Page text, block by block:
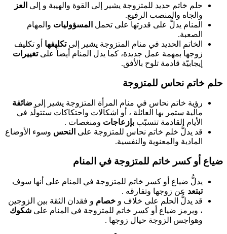
حلم خاتم حديد للمتزوجة يشير إلى القوة والهيبة و إلى العز
والجاه والمنصب الرفيع.
المنام يدلُّ على قدرتها على تحمل المسؤوليات والمهام
الصعبة.
الخاتم الحديد في منام المتزوجة يشير إلىتكليفها أو تكليف
زوجها بمهمة عمل جديدة، كما يدل المنام أيضاً علىتغييرات
إيجابيّة قادمة تلوح بالأفق.
حلم خاتم نحاس للمتزوجة
رؤية خاتم نحاس في منام المرأة المتزوجة يشير إلى ضائفة
مالية ستمر بها العائلة ، أو اشكالات واحتكاكات ستتولّد في
الأيام القادمة تتسبّب بإزعاجات ومنغصات .
قد يدلُّ خلم خاتم نحاس للمتزوجة على النحس وسوء الأوضاع
المادية والمعنوية والنفسية.
ضياع أو كسر خاتم للمتزوجة في المنام
يدلُّ ضياع أو كسر خاتم للمتزوجة في المنام على أنها سوف
تبتعد عن زوجها وتفارقه .
قد يدلُّ الحلم على خلاف و خصام و فقدان الثقة بين الزوجين
، ويرمز ضياع أو كسر خاتم للمتزوجة في المنام على شكوك
وهواجس الزوجة حيال زوجها .